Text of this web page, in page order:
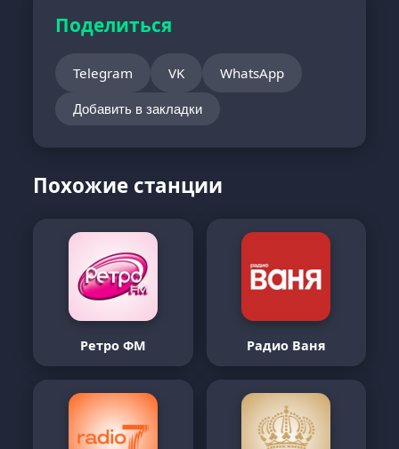
Поделиться
Telegram VK WhatsApp
Добавить в закладки
Похожие станции
Ретро ФМ Радио Ваня